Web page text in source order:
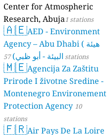
Center for Atmospheric
Research, Abuja1 stations
🇦🇪AED - Environment
Agency – Abu Dhabi ( هيئة
البيئة - أبو ظبي) 57 stations
🇲🇪Agencija Za Zaštitu
Prirode I životne Sredine -
Montenegro Environement
Protection Agency 10
stations
🇫🇷Air Pays De La Loire